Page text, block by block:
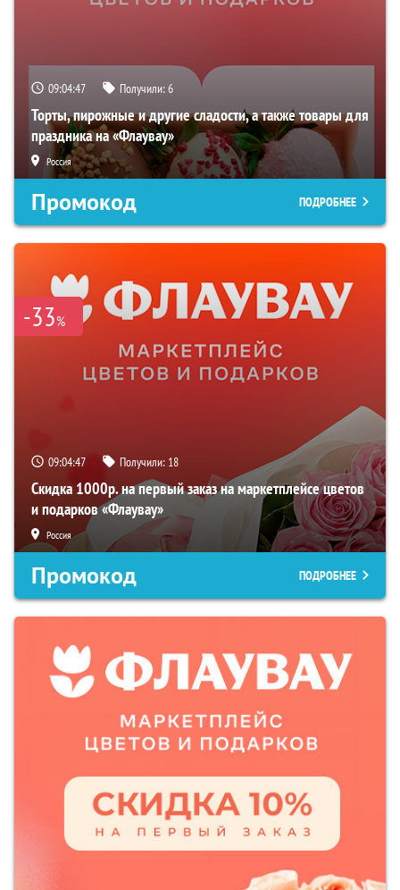
09:04:46 Получили:6
Торты, пирожные и другие сладости, а также товары для
праздника на «Флаувау»
Россия
Промокод ПОДРОБНЕЕ
-33%
09:04:46 Получили: 18
Скидка 1000р. на первый заказ на маркетплейсе цветов
и подарков «Флаувау»
Россия
Промокод ПОДРОБНЕЕ